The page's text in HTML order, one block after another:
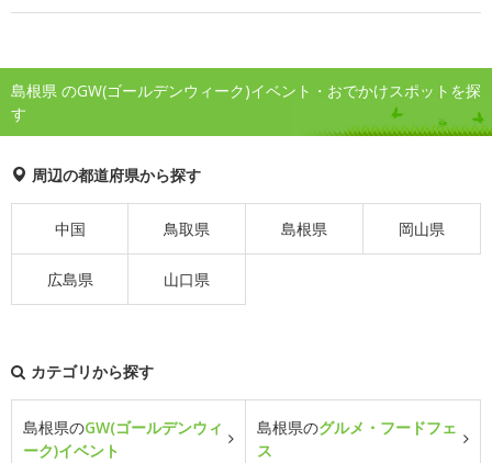
島根県 のGW(ゴールデンウィーク)イベント・おでかけスポットを探
す
周辺の都道府県から探す
中国 鳥取県 島根県 岡山県
広島県 山口県
カテゴリから探す
島根県のGW(ゴールデンウィ
ーク)イベント
島根県のグルメ・フードフェ
ス